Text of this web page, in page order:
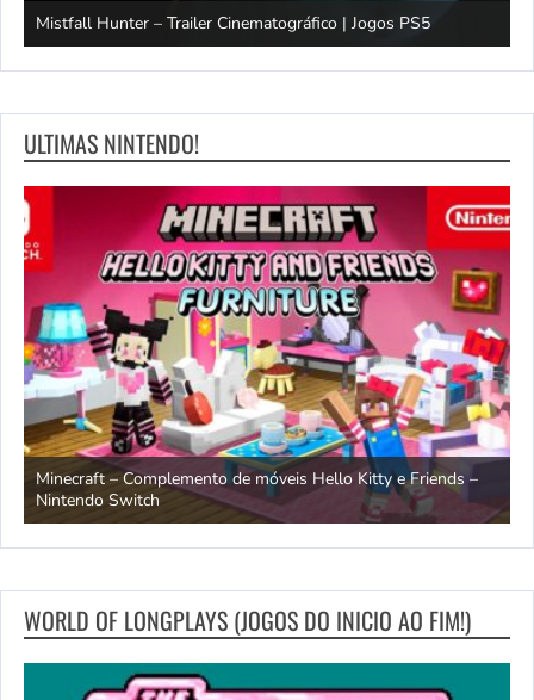
Mistfall Hunter – Trailer Cinematográfico | Jogos PS5
ULTIMAS NINTENDO!
Minecraft – Complemento de móveis Hello Kitty e Friends –
Nintendo Switch
WORLD OF LONGPLAYS (JOGOS DO INICIO AO FIM!)